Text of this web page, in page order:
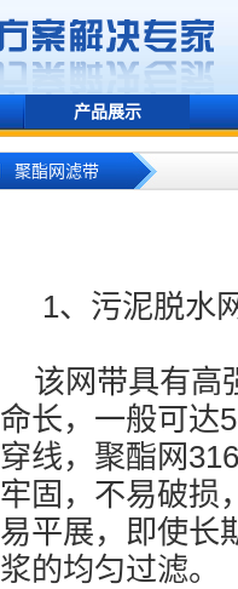
产品展示
聚酯网滤带
1、污泥脱水
该网带具有高
命长，一般可达
穿线，聚酯网
牢固，不易破损
易平展，即使长
浆的均匀过滤。